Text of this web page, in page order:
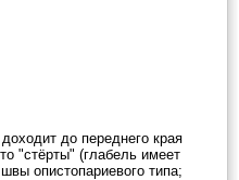
до переднего края
"стёрты" (глабель имеет
опистопариевого типа;